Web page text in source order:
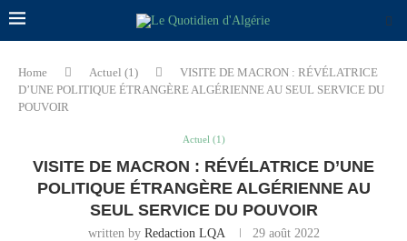
Home Actuel (1)
VISITE DE MACRON : RÉVÉLATRICE
D’UNE POLITIQUE ÉTRANGÈRE ALGÉRIENNE AU SEUL SERVICE DU
POUVOIR
Actuel (1)
VISITE DE MACRON : RÉVÉLATRICE D’UNE
POLITIQUE ÉTRANGÈRE ALGÉRIENNE AU
SEUL SERVICE DU POUVOIR
written by Redaction LQA 29 août 2022